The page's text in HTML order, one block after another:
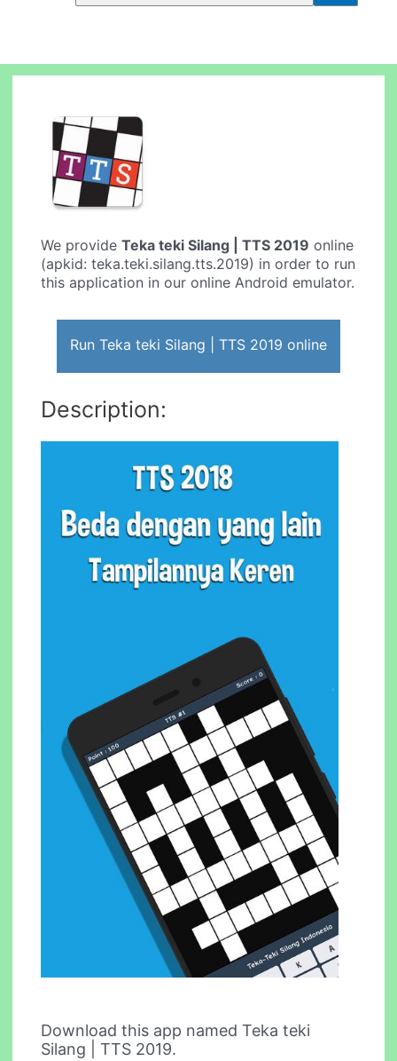
We provideTeka teki Silang | TTS 2019 online
(apkid: teka.teki.silang.tts.2019) in order to run
this application in our online Android emulator.
Run Teka teki Silang | TTS 2019 online
Description:
Download this app named Teka teki
Silang | TTS 2019.